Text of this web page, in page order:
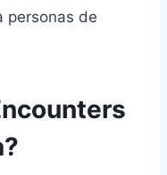
personas de